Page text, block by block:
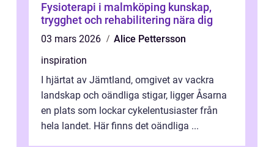
Fysioterapi i malmköping kunskap,
trygghet och rehabilitering nära dig
03 mars 2026
Alice Pettersson
inspiration
I hjärtat av Jämtland, omgivet av vackra
landskap och oändliga stigar, ligger Åsarna
en plats som lockar cykelentusiaster från
hela landet. Här finns det oändliga ...